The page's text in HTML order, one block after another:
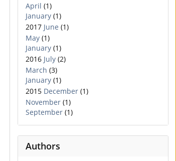
April (1)
January (1)
2017 June (1)
May (1)
January (1)
2016 July (2)
March (3)
January (1)
2015 December (1)
November (1)
September (1)
Authors